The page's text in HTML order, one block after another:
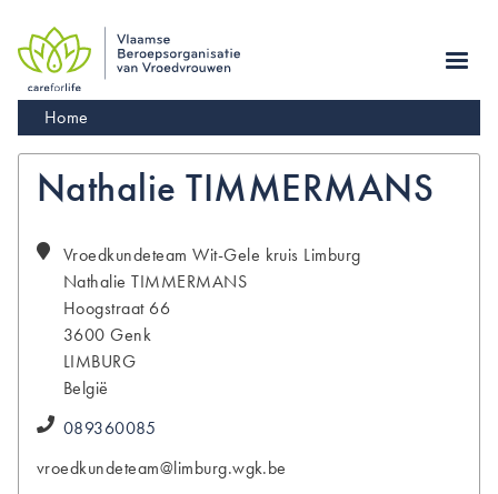
main
navigation
Kruimelpad
Home
Nathalie TIMMERMANS
Vroedkundeteam Wit-Gele kruis Limburg
Nathalie TIMMERMANS
Hoogstraat 66
3600 Genk
LIMBURG
België
089360085
vroedkundeteam@limburg.wgk.be